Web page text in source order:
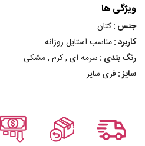
ویژگی ها
جنس :کتان
کاربرد :مناسب استایل روزانه
رنگ بندی : سرمه ای , کرم , مشکی
سایز : فری سایز